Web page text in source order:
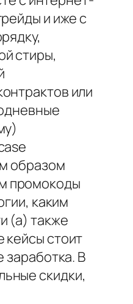
и иже с
стиры,
или
образом
промокоды
каким
(а) также
кейсы стоит
заработка. В
скидки,